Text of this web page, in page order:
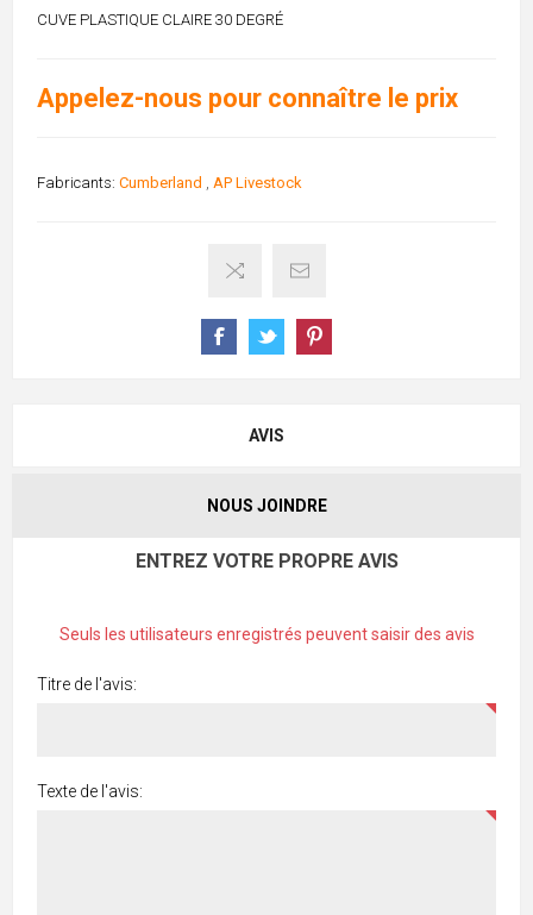
CUVE PLASTIQUE CLAIRE 30 DEGRÉ
Appelez-nous pour connaître le prix
Fabricants: Cumberland , AP Livestock
AVIS
NOUS JOINDRE
ENTREZ VOTRE PROPRE AVIS
Seuls les utilisateurs enregistrés peuvent saisir des avis
Titre de l'avis:
Texte de l'avis: